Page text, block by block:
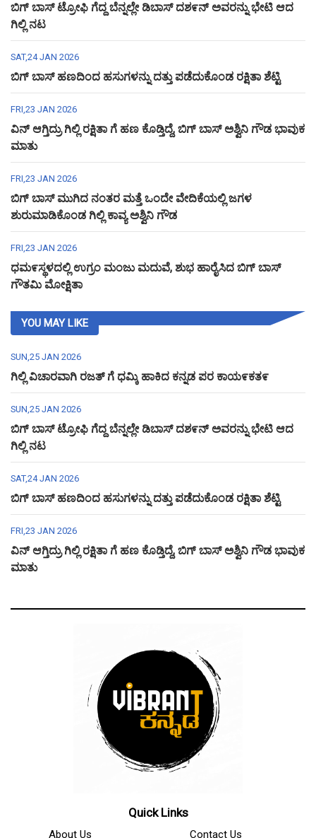
ಬಿಗ್ ಬಾಸ್ ಟ್ರೋಫಿ ಗೆದ್ದ ಬೆನ್ನಲ್ಲೇ ಡಿಬಾಸ್ ದಶ೯ನ್ ಅವರನ್ನು ಭೇಟಿ ಆದ
ಗಿಲ್ಲಿ ನಟ
SAT,24 JAN 2026
ಬಿಗ್ ಬಾಸ್ ಹಣದಿಂದ ಹಸುಗಳನ್ನು ದತ್ತು ಪಡೆದುಕೊಂಡ ರಕ್ಷಿತಾ ಶೆಟ್ಟಿ
FRI,23 JAN 2026
ವಿನ್ ಆಗ್ತಿದ್ರು ಗಿಲ್ಲಿ ರಕ್ಷಿತಾ ಗೆ ಹಣ ಕೊಡ್ತಿದ್ದೆ, ಬಿಗ್ ಬಾಸ್ ಅಶ್ವಿನಿ ಗೌಡ ಭಾವುಕ
ಮಾತು
FRI,23 JAN 2026
ಬಿಗ್ ಬಾಸ್ ಮುಗಿದ ನಂತರ ಮತ್ತೆ ಒಂದೇ ವೇದಿಕೆಯಲ್ಲಿ ಜಗಳ
ಶುರುಮಾಡಿಕೊಂಡ ಗಿಲ್ಲಿ ಕಾವ್ಯ ಅಶ್ವಿನಿ ಗೌಡ
FRI,23 JAN 2026
ಧಮ೯ಸ್ಥಳದಲ್ಲಿ ಉಗ್ರಂ ಮಂಜು ಮದುವೆ, ಶುಭ ಹಾರೈಸಿದ ಬಿಗ್ ಬಾಸ್
ಗೌತಮಿ ಮೋಕ್ಷಿತಾ
YOU MAY LIKE
SUN,25 JAN 2026
ಗಿಲ್ಲಿ ವಿಚಾರವಾಗಿ ರಜತ್ ಗೆ ಧಮ್ಕಿ ಹಾಕಿದ ಕನ್ನಡ ಪರ ಕಾಯ೯ಕತ೯
SUN,25 JAN 2026
ಬಿಗ್ ಬಾಸ್ ಟ್ರೋಫಿ ಗೆದ್ದ ಬೆನ್ನಲ್ಲೇ ಡಿಬಾಸ್ ದಶ೯ನ್ ಅವರನ್ನು ಭೇಟಿ ಆದ
ಗಿಲ್ಲಿ ನಟ
SAT,24 JAN 2026
ಬಿಗ್ ಬಾಸ್ ಹಣದಿಂದ ಹಸುಗಳನ್ನು ದತ್ತು ಪಡೆದುಕೊಂಡ ರಕ್ಷಿತಾ ಶೆಟ್ಟಿ
FRI,23 JAN 2026
ವಿನ್ ಆಗ್ತಿದ್ರು ಗಿಲ್ಲಿ ರಕ್ಷಿತಾ ಗೆ ಹಣ ಕೊಡ್ತಿದ್ದೆ, ಬಿಗ್ ಬಾಸ್ ಅಶ್ವಿನಿ ಗೌಡ ಭಾವುಕ
ಮಾತು
Quick Links
About Us Contact Us